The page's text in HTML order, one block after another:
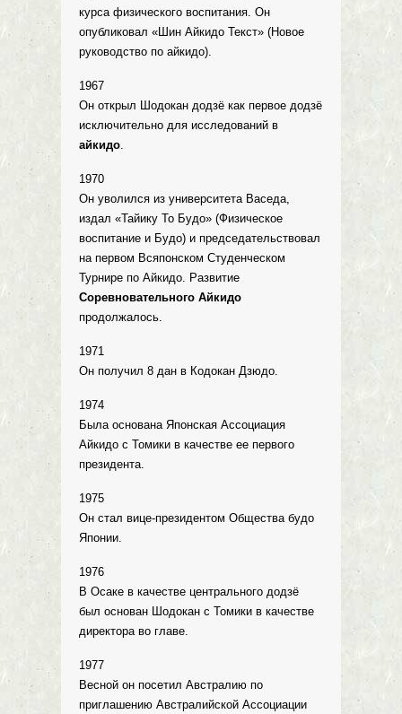
курса физического воспитания. Он
опубликовал «Шин Айкидо Текст» (Новое
руководство по айкидо).
1967
Он открыл Шодокан додзё как первое додзё
исключительно для исследований в
айкидо
1970
Он уволился из университета Васеда,
издал «Тайику То Будо» (Физическое
воспитание и Будо) и председательствовал
на первом Всяпонском Студенческом
Турнире по Айкидо. Развитие
Соревновательного Айкидо
продолжалось.
1971
Он получил 8 дан в Кодокан Дзюдо.
1974
Была основана Японская Ассоциация
Айкидо с Томики в качестве ее первого
президента.
1975
Он стал вице-президентом Общества будо
Японии.
1976
В Осаке в качестве центрального додзё
был основан Шодокан с Томики в качестве
директора во главе.
1977
Весной он посетил Австралию по
приглашению Австралийской Ассоциации